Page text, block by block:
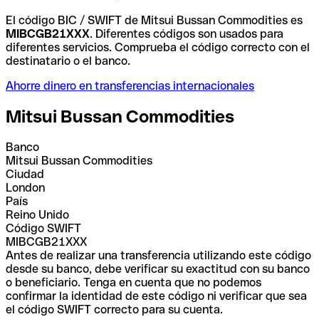
El código BIC / SWIFT de Mitsui Bussan Commodities es
MIBCGB21XXX. Diferentes códigos son usados para
diferentes servicios. Comprueba el código correcto con el
destinatario o el banco.
Ahorre dinero en transferencias internacionales
Mitsui Bussan Commodities
Banco
Mitsui Bussan Commodities
Ciudad
London
País
Reino Unido
Código SWIFT
MIBCGB21XXX
Antes de realizar una transferencia utilizando este código
desde su banco, debe verificar su exactitud con su banco
o beneficiario. Tenga en cuenta que no podemos
confirmar la identidad de este código ni verificar que sea
el código SWIFT correcto para su cuenta.